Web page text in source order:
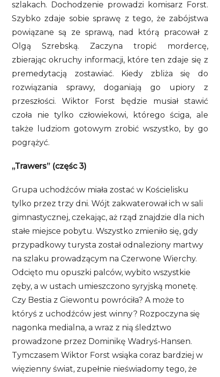
szlakach. Dochodzenie prowadzi komisarz Forst.
Szybko zdaje sobie sprawę z tego, że zabójstwa
powiązane są ze sprawą, nad którą pracował z
Olgą Szrebską. Zaczyna tropić mordercę,
zbierając okruchy informacji, które ten zdaje się z
premedytacją zostawiać. Kiedy zbliża się do
rozwiązania sprawy, doganiają go upiory z
przeszłości. Wiktor Forst będzie musiał stawić
czoła nie tylko człowiekowi, którego ściga, ale
także ludziom gotowym zrobić wszystko, by go
pogrążyć.
„Trawers” (częśc 3)
Grupa uchodźców miała zostać w Kościelisku
tylko przez trzy dni. Wójt zakwaterował ich w sali
gimnastycznej, czekając, aż rząd znajdzie dla nich
stałe miejsce pobytu. Wszystko zmieniło się, gdy
przypadkowy turysta został odnaleziony martwy
na szlaku prowadzącym na Czerwone Wierchy.
Odcięto mu opuszki palców, wybito wszystkie
zęby, a w ustach umieszczono syryjską monetę.
Czy Bestia z Giewontu powróciła? A może to
któryś z uchodźców jest winny? Rozpoczyna się
nagonka medialna, a wraz z nią śledztwo
prowadzone przez Dominikę Wadryś-Hansen.
Tymczasem Wiktor Forst wsiąka coraz bardziej w
więzienny świat, zupełnie nieświadomy tego, że